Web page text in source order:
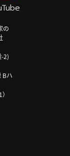
の
2)
Bハ